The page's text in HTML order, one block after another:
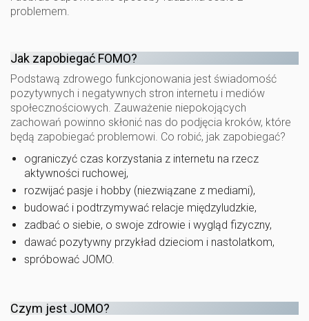
problemem.
Jak zapobiegać FOMO?
Podstawą zdrowego funkcjonowania jest świadomość
pozytywnych i negatywnych stron internetu i mediów
społecznościowych. Zauważenie niepokojących
zachowań powinno skłonić nas do podjęcia kroków, które
będą zapobiegać problemowi. Co robić, jak zapobiegać?
ograniczyć czas korzystania z internetu na rzecz
aktywności ruchowej,
rozwijać pasje i hobby (niezwiązane z mediami),
budować i podtrzymywać relacje międzyludzkie,
zadbać o siebie, o swoje zdrowie i wygląd fizyczny,
dawać pozytywny przykład dzieciom i nastolatkom,
spróbować JOMO.
Czym jest JOMO?